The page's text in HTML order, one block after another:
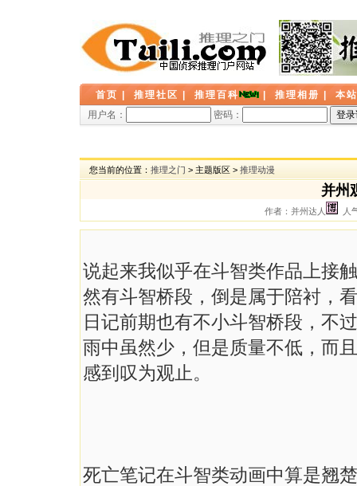
首页 推理社区 推理百科 推理相册
本
用户名：
密码：
您当前的位置： 推理之门 > 主题版区 > 推理动漫
并州
作者：并州达人 人
说起来我似乎在斗智类作品上接
然有斗智桥段，倒是属于陪衬，
日记前期也有不小斗智桥段，不
雨中虽然少，但是质量不低，而
感到叹为观止。
死亡笔记在斗智类动画中算是翘